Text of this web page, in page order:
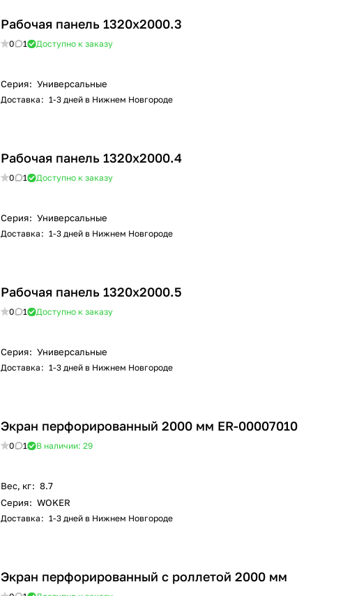
Рабочая панель 1320х2000.3
0 1 Доступно к заказу
Серия: Универсальные
Доставка : 1-3 дней в Нижнем Новгороде
Рабочая панель 1320х2000.4
0 1 Доступно к заказу
Серия: Универсальные
Доставка : 1-3 дней в Нижнем Новгороде
Рабочая панель 1320х2000.5
0 1 Доступно к заказу
Серия: Универсальные
Доставка : 1-3 дней в Нижнем Новгороде
Экран перфорированный 2000 мм ER-00007010
0 1 В наличии: 29
Вес, кг: 8.7
Серия: WOKER
Доставка : 1-3 дней в Нижнем Новгороде
Экран перфорированный с роллетой 2000 мм